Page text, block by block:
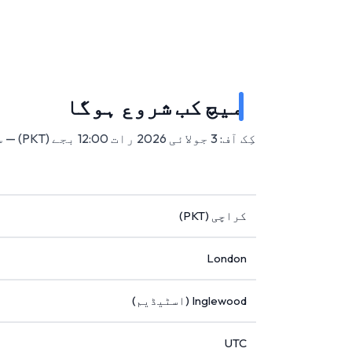
میچ کب شروع ہوگا
کِک آف: 3 جولائی 2026 رات 12:00 بجے (PKT) — سوفائی اسٹیڈیم، انگلووڈ، امریکہ میں۔
کراچی (PKT)
London
Inglewood (اسٹیڈیم)
UTC